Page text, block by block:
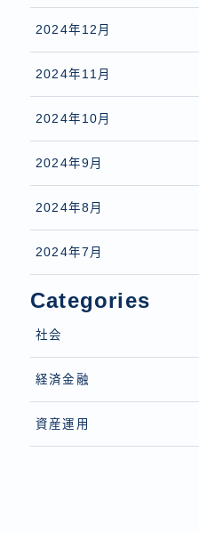
2024年12月
2024年11月
2024年10月
2024年9月
2024年8月
2024年7月
Categories
社会
経済金融
資産運用